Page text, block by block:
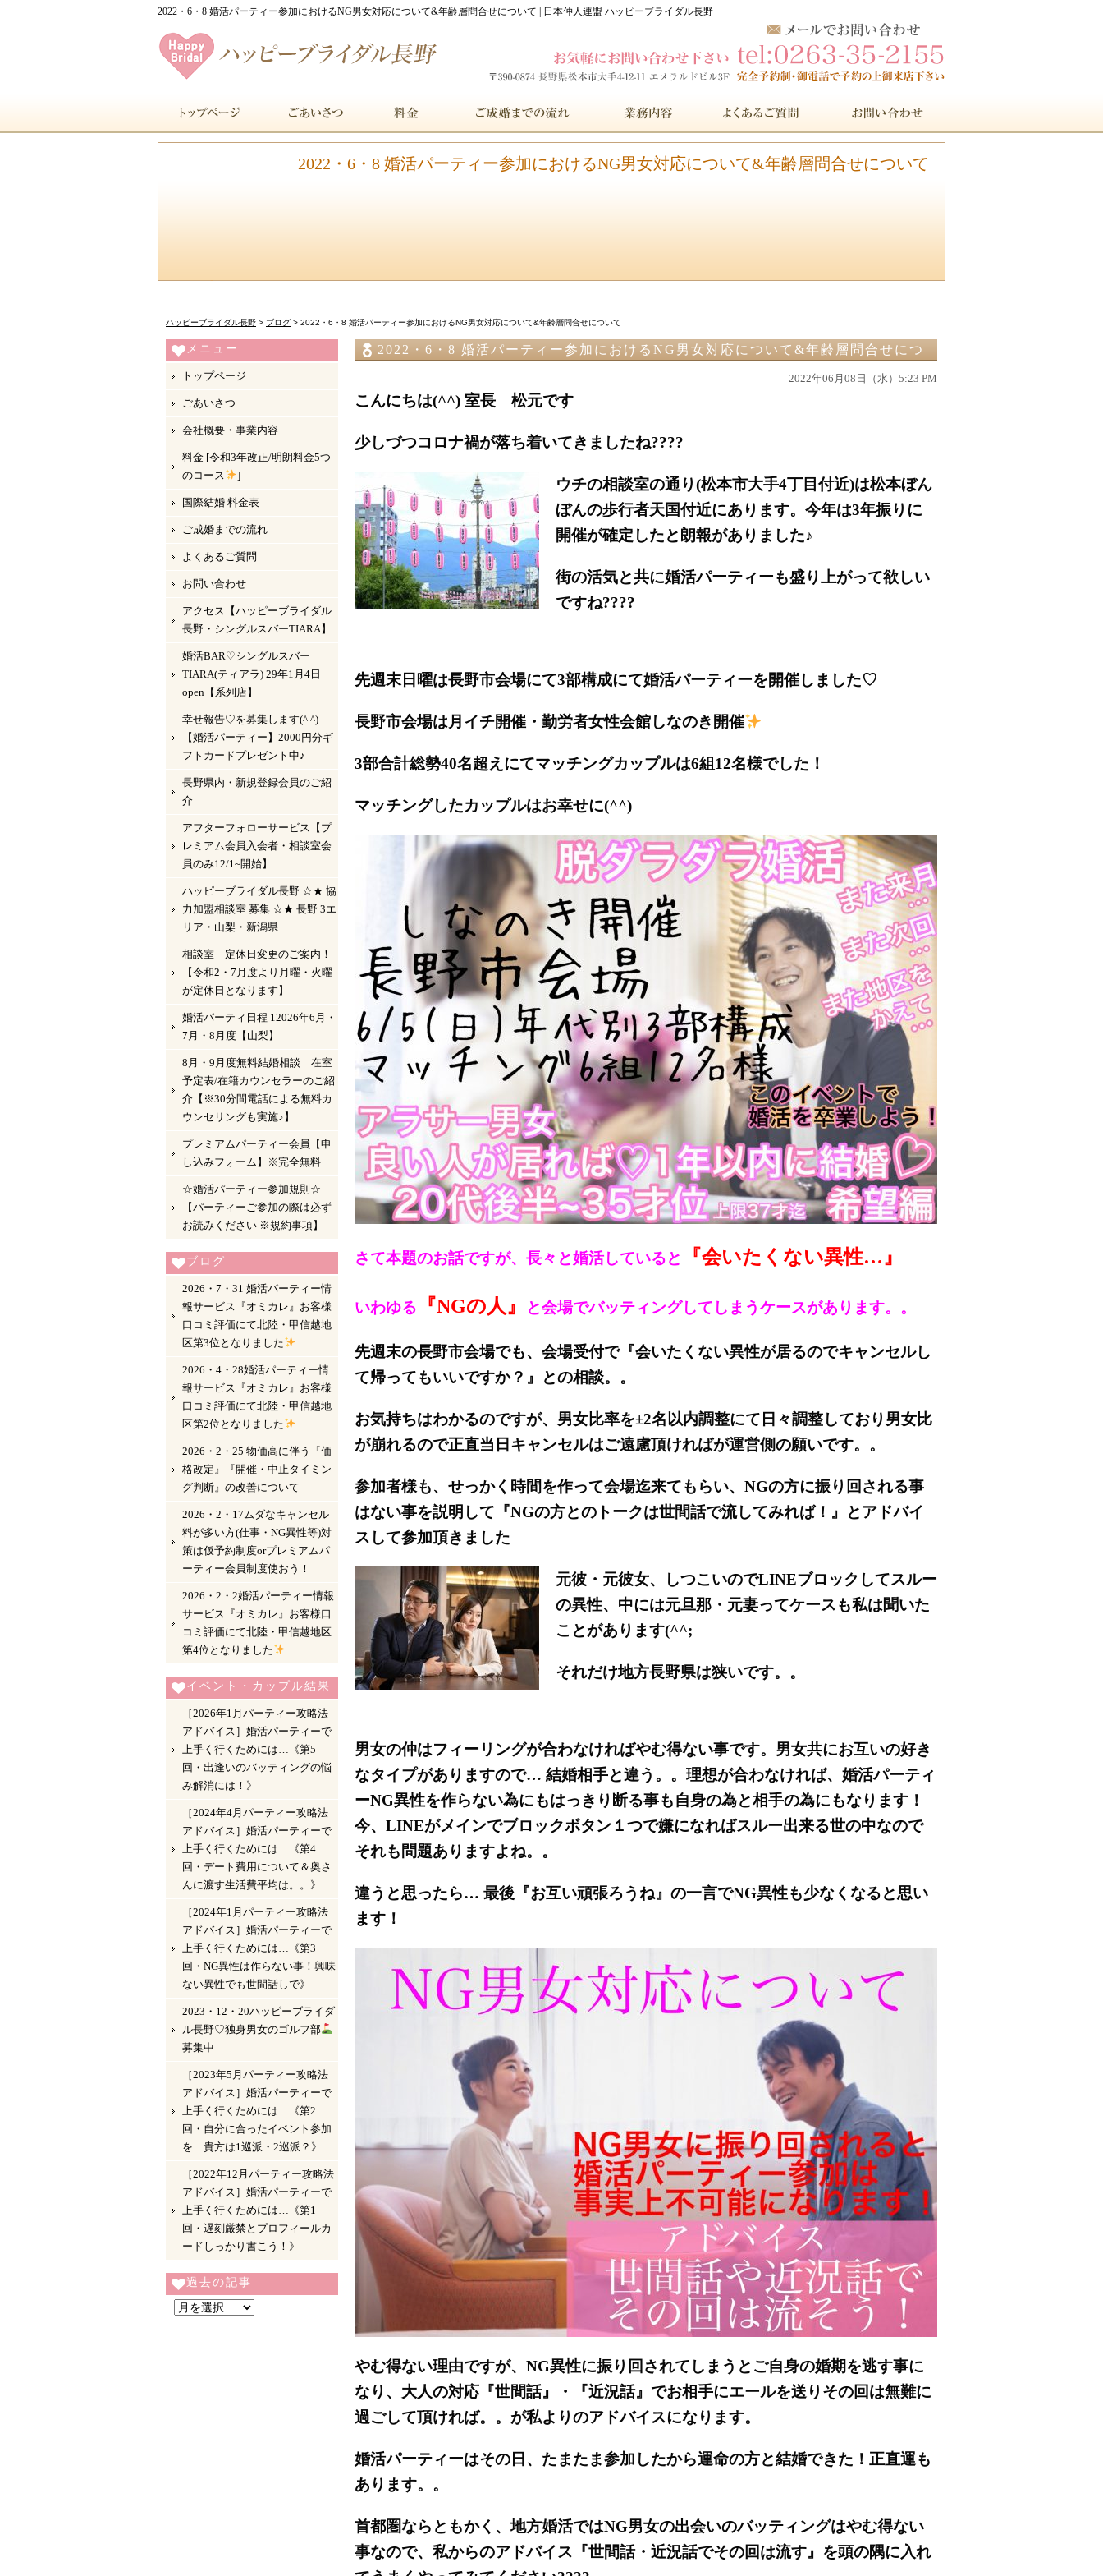
2022・6・8 婚活パーティー参加におけるNG男女対応について&年齢層問合せについて | 日本仲人連盟 ハッピーブライダル長野
2022・6・8 婚活パーティー参加におけるNG男女対応について&年齢層問合せについて
ハッピーブライダル長野 > ブログ > 2022・6・8 婚活パーティー参加におけるNG男女対応について&年齢層問合せについて
2022・6・8 婚活パーティー参加におけるNG男女対応について&年齢層問合せにつ
2022年06月08日（水）5:23 PM
こんにちは(^^) 室長 松元です
少しづつコロナ禍が落ち着いてきましたね????
ウチの相談室の通り(松本市大手4丁目付近)は松本ぼん
ぼんの歩行者天国付近にあります。今年は3年振りに
開催が確定したと朗報がありました♪
街の活気と共に婚活パーティーも盛り上がって欲しい
ですね????
先週末日曜は長野市会場にて3部構成にて婚活パーティーを開催しました♡
長野市会場は月イチ開催・勤労者女性会館しなのき開催
3部合計総勢40名超えにてマッチングカップルは6組12名様でした！
マッチングしたカップルはお幸せに(^^)
さて本題のお話ですが、長々と婚活していると 『会いたくない異性…』
いわゆる 『NGの人』 と会場でバッティングしてしまうケースがあります。。
先週末の長野市会場でも、会場受付で『会いたくない異性が居るのでキャンセルし
て帰ってもいいですか？』との相談。。
お気持ちはわかるのですが、男女比率を±2名以内調整にて日々調整しており男女比
が崩れるので正直当日キャンセルはご遠慮頂ければが運営側の願いです。。
参加者様も、せっかく時間を作って会場迄来てもらい、NGの方に振り回される事
はない事を説明して『NGの方とのトークは世間話で流してみれば！』とアドバイ
スして参加頂きました
元彼・元彼女、しつこいのでLINEブロックしてスルー
の異性、中には元旦那・元妻ってケースも私は聞いた
ことがあります(^^;
それだけ地方長野県は狭いです。。
男女の仲はフィーリングが合わなければやむ得ない事です。男女共にお互いの好き
なタイプがありますので… 結婚相手と違う。。理想が合わなければ、婚活パーティ
ーNG異性を作らない為にもはっきり断る事も自身の為と相手の為にもなります！
今、LINEがメインでブロックボタン１つで嫌になればスルー出来る世の中なので
それも問題ありますよね。。
違うと思ったら… 最後『お互い頑張ろうね』の一言でNG異性も少なくなると思い
ます！
やむ得ない理由ですが、NG異性に振り回されてしまうとご自身の婚期を逃す事に
なり、大人の対応『世間話』・『近況話』でお相手にエールを送りその回は無難に
過ごして頂ければ。。が私よりのアドバイスになります。
婚活パーティーはその日、たまたま参加したから運命の方と結婚できた！正直運も
あります。。
首都圏ならともかく、地方婚活ではNG男女の出会いのバッティングはやむ得ない
事なので、私からのアドバイス『世間話・近況話でその回は流す』を頭の隅に入れ
メニュー
トップページ
ごあいさつ
会社概要・事業内容
料金 [令和3年改正/明朗料金5つ
のコース
]
国際結婚 料金表
ご成婚までの流れ
よくあるご質問
お問い合わせ
アクセス【ハッピーブライダル
長野・シングルスバーTIARA】
婚活BAR♡シングルスバー
TIARA(ティアラ) 29年1月4日
open【系列店】
幸せ報告♡を募集します(^ ^)
【婚活パーティー】2000円分ギ
フトカードプレゼント中♪
長野県内・新規登録会員のご紹
介
アフターフォローサービス【プ
レミアム会員入会者・相談室会
員のみ12/1~開始】
ハッピーブライダル長野 ☆★ 協
力加盟相談室 募集 ☆★ 長野 3エ
リア・山梨・新潟県
相談室 定休日変更のご案内！
【令和2・7月度より月曜・火曜
が定休日となります】
婚活パーティ日程 12026年6月・
7月・8月度【山梨】
8月・9月度無料結婚相談 在室
予定表/在籍カウンセラーのご紹
介【※30分間電話による無料カ
ウンセリングも実施♪】
プレミアムパーティー会員【申
し込みフォーム】※完全無料
☆婚活パーティー参加規則☆
【パーティーご参加の際は必ず
お読みください ※規約事項】
ブログ
2026・7・31 婚活パーティー情
報サービス『オミカレ』お客様
口コミ評価にて北陸・甲信越地
区第3位となりました
2026・4・28婚活パーティー情
報サービス『オミカレ』お客様
口コミ評価にて北陸・甲信越地
区第2位となりました
2026・2・25 物価高に伴う『価
格改定』『開催・中止タイミン
グ判断』の改善について
2026・2・17ムダなキャンセル
料が多い方(仕事・NG異性等)対
策は仮予約制度orプレミアムパ
ーティー会員制度使おう！
2026・2・2婚活パーティー情報
サービス『オミカレ』お客様口
コミ評価にて北陸・甲信越地区
第4位となりました
イベント・カップル結果
［2026年1月パーティー攻略法
アドバイス］婚活パーティーで
上手く行くためには…《第5
回・出逢いのバッティングの悩
み解消には！》
［2024年4月パーティー攻略法
アドバイス］婚活パーティーで
上手く行くためには…《第4
回・デート費用について＆奥さ
んに渡す生活費平均は。。》
［2024年1月パーティー攻略法
アドバイス］婚活パーティーで
上手く行くためには…《第3
回・NG異性は作らない事！興味
ない異性でも世間話しで》
2023・12・20ハッピーブライダ
ル長野♡独身男女のゴルフ部
募集中
［2023年5月パーティー攻略法
アドバイス］婚活パーティーで
上手く行くためには…《第2
回・自分に合ったイベント参加
を 貴方は1巡派・2巡派？》
［2022年12月パーティー攻略法
アドバイス］婚活パーティーで
上手く行くためには…《第1
回・遅刻厳禁とプロフィールカ
ードしっかり書こう！》
過去の記事